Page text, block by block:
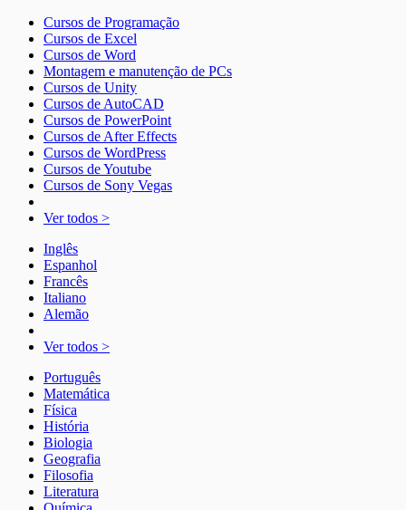
Cursos de Programação
Cursos de Excel
Cursos de Word
Montagem e manutenção de PCs
Cursos de Unity
Cursos de AutoCAD
Cursos de PowerPoint
Cursos de After Effects
Cursos de WordPress
Cursos de Youtube
Cursos de Sony Vegas
Ver todos >
Inglês
Espanhol
Francês
Italiano
Alemão
Ver todos >
Português
Matemática
Física
História
Biologia
Geografia
Filosofia
Literatura